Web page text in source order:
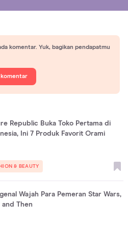
komentar. Yuk, bagikan pendapatmu
komentar
Republic Buka Toko Pertama di
Ini 7 Produk Favorit Orami
& BEAUTY
Wajah Para Pemeran Star Wars,
and Then